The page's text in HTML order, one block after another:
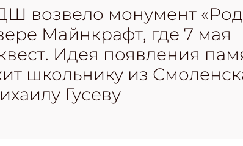
возвело монумент
Майнкрафт, где 7 мая
Идея появления
школьнику из
Гусеву